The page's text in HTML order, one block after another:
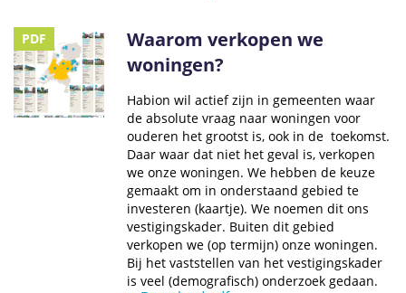
PDF
Waarom verkopen we
woningen?
Habion wil actief zijn in gemeenten waar
de absolute vraag naar woningen voor
ouderen het grootst is, ook in de toekomst.
Daar waar dat niet het geval is, verkopen
we onze woningen. We hebben de keuze
gemaakt om in onderstaand gebied te
investeren (kaartje). We noemen dit ons
vestigingskader. Buiten dit gebied
verkopen we (op termijn) onze woningen.
Bij het vaststellen van het vestigingskader
is veel (demografisch) onderzoek gedaan.